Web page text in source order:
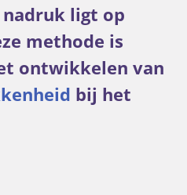
ligt op
methode is
ontwikkelen van
bij het